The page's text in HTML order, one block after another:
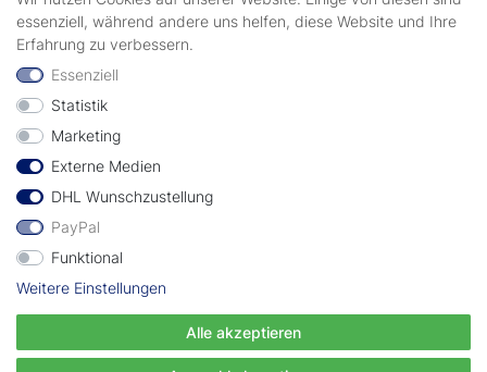
Zahlungsarten
geprüft durch
Vertrag widerrufen
essenziell, während andere uns helfen, diese Website und Ihre
Erfahrung zu verbessern.
Essenziell
Statistik
Marketing
Externe Medien
DHL Wunschzustellung
PayPal
Funktional
Weitere Einstellungen
Alle akzeptieren